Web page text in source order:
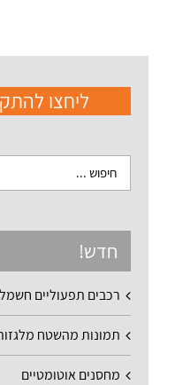
ליחצו
חדש!
רכבים תפעוליים
תמונות מהשטח
מחסנים אוטומטיים